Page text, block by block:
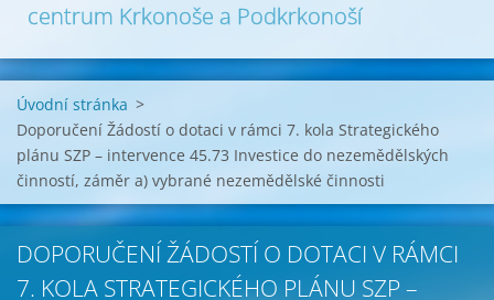
centrum Krkonoše a Podkrkonoší
Úvodní stránka >
Doporučení Žádostí o dotaci v rámci 7. kola Strategického
plánu SZP – intervence 45.73 Investice do nezemědělských
činností, záměr a) vybrané nezemědělské činnosti
DOPORUČENÍ ŽÁDOSTÍ O DOTACI V RÁMCI
7. KOLA STRATEGICKÉHO PLÁNU SZP –